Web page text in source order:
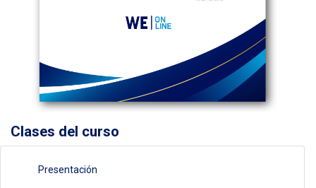
Clases del curso
Presentación